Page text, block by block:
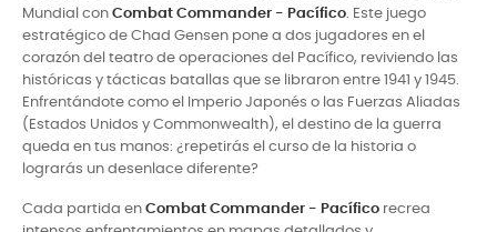
Mundial con Combat Commander - Pacífico. Este juego
estratégico de Chad Gensen pone a dos jugadores en el
corazón del teatro de operaciones del Pacífico, reviviendo las
históricas y tácticas batallas que se libraron entre 1941 y 1945.
Enfrentándote como el Imperio Japonés o las Fuerzas Aliadas
(Estados Unidos y Commonwealth), el destino de la guerra
queda en tus manos: ¿repetirás el curso de la historia o
lograrás un desenlace diferente?
Cada partida en Combat Commander - Pacífico recrea